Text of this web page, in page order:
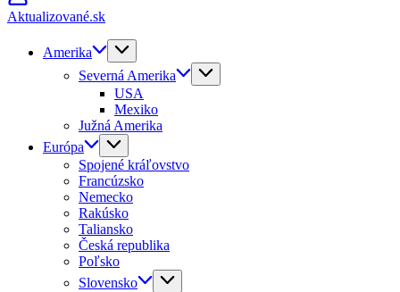
Aktualizované.sk
Amerika
Severná Amerika
USA
Mexiko
Južná Amerika
Európa
Spojené kráľovstvo
Francúzsko
Nemecko
Rakúsko
Taliansko
Česká republika
Poľsko
Slovensko